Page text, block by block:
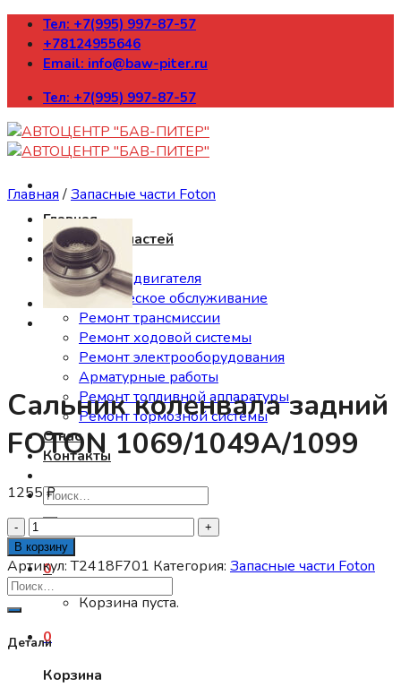
Skip
content
Тел: +7(995) 997-87-57
+78124955646
Email: info@baw-piter.ru
Тел: +7(995) 997-87-57
Главная
Каталог запчастей
Ремонт
Ремонт двигателя
Техническое обслуживание
Ремонт трансмиссии
Ремонт ходовой системы
Ремонт электрооборудования
Арматурные работы
Ремонт топливной аппаратуры
Ремонт тормозной системы
О нас
Контакты
Искать:
0
Корзина пуста.
0
Корзина
Главная /Запасные части Foton
Сальник коленвала задний
FOTON 1069/1049А/1099
1255₽
Количество
товара
Сальник
коленвала
задний
1069/1049А/1099
В корзину
Артикул:T2418F701 Категория: Запасные части Foton
Детали